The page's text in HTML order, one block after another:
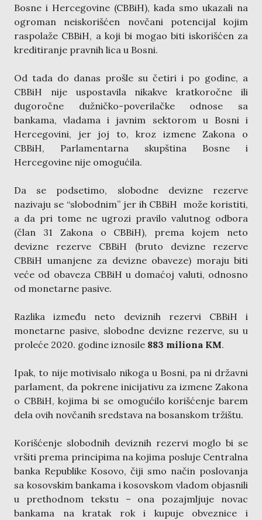
Bosne i Hercegovine (CBBiH), kada smo ukazali na
ogroman neiskorišćen novčani potencijal kojim
raspolaže CBBiH, a koji bi mogao biti iskorišćen za
kreditiranje pravnih lica u Bosni.
Od tada do danas prošle su četiri i po godine, a
CBBiH nije uspostavila nikakve kratkoročne ili
dugoročne dužničko-poverilačke odnose sa
bankama, vladama i javnim sektorom u Bosni i
Hercegovini, jer joj to, kroz izmene Zakona o
CBBiH, Parlamentarna skupština Bosne i
Hercegovine nije omogućila.
Da se podsetimo, slobodne devizne rezerve
nazivaju se “slobodnim” jer ih CBBiH može koristiti,
a da pri tome ne ugrozi pravilo valutnog odbora
(član 31 Zakona o CBBiH), prema kojem neto
devizne rezerve CBBiH (bruto devizne rezerve
CBBiH umanjene za devizne obaveze) moraju biti
veće od obaveza CBBiH u domaćoj valuti, odnosno
od monetarne pasive.
Razlika između neto deviznih rezervi CBBiH i
monetarne pasive, slobodne devizne rezerve, su u
proleće 2020. godine iznosile 883 miliona KM.
Ipak, to nije motivisalo nikoga u Bosni, pa ni državni
parlament, da pokrene inicijativu za izmene Zakona
o CBBiH, kojima bi se omogućilo korišćenje barem
dela ovih novčanih sredstava na bosanskom tržištu.
Korišćenje slobodnih deviznih rezervi moglo bi se
vršiti prema principima na kojima posluje Centralna
banka Republike Kosovo, čiji smo način poslovanja
sa kosovskim bankama i kosovskom vladom objasnili
u prethodnom tekstu – ona pozajmljuje novac
bankama na kratak rok i kupuje obveznice i